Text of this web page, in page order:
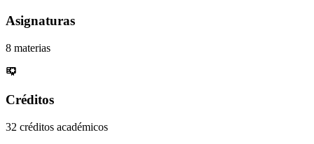
Asignaturas
8 materias
Créditos
32 créditos académicos